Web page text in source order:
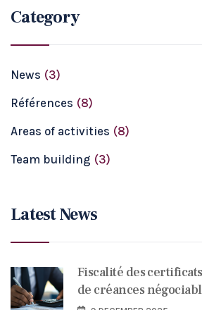
Category
News (3)
Références (8)
Areas of activities (8)
Team building (3)
Latest News
Fiscalité des
de créances